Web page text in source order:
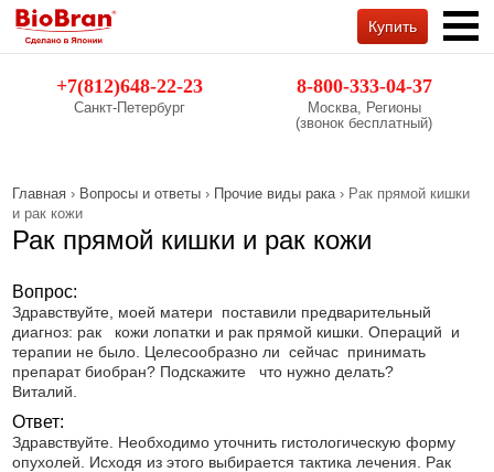
+7(812)648-22-23
Санкт-Петербург
8-800-333-04-37
Москва, Регионы
(звонок бесплатный)
Купить
Главная › Вопросы и ответы › Прочие виды рака› Рак прямой кишки
и рак кожи
Рак прямой кишки и рак кожи
Вопрос:
Здравствуйте, моей матери поставили предварительный
диагноз: рак кожи лопатки и рак прямой кишки. Операций и
терапии не было. Целесообразно ли сейчас принимать
препарат биобран? Подскажите что нужно делать?
Виталий.
Ответ:
Здравствуйте. Необходимо уточнить гистологическую форму
опухолей. Исходя из этого выбирается тактика лечения. Рак